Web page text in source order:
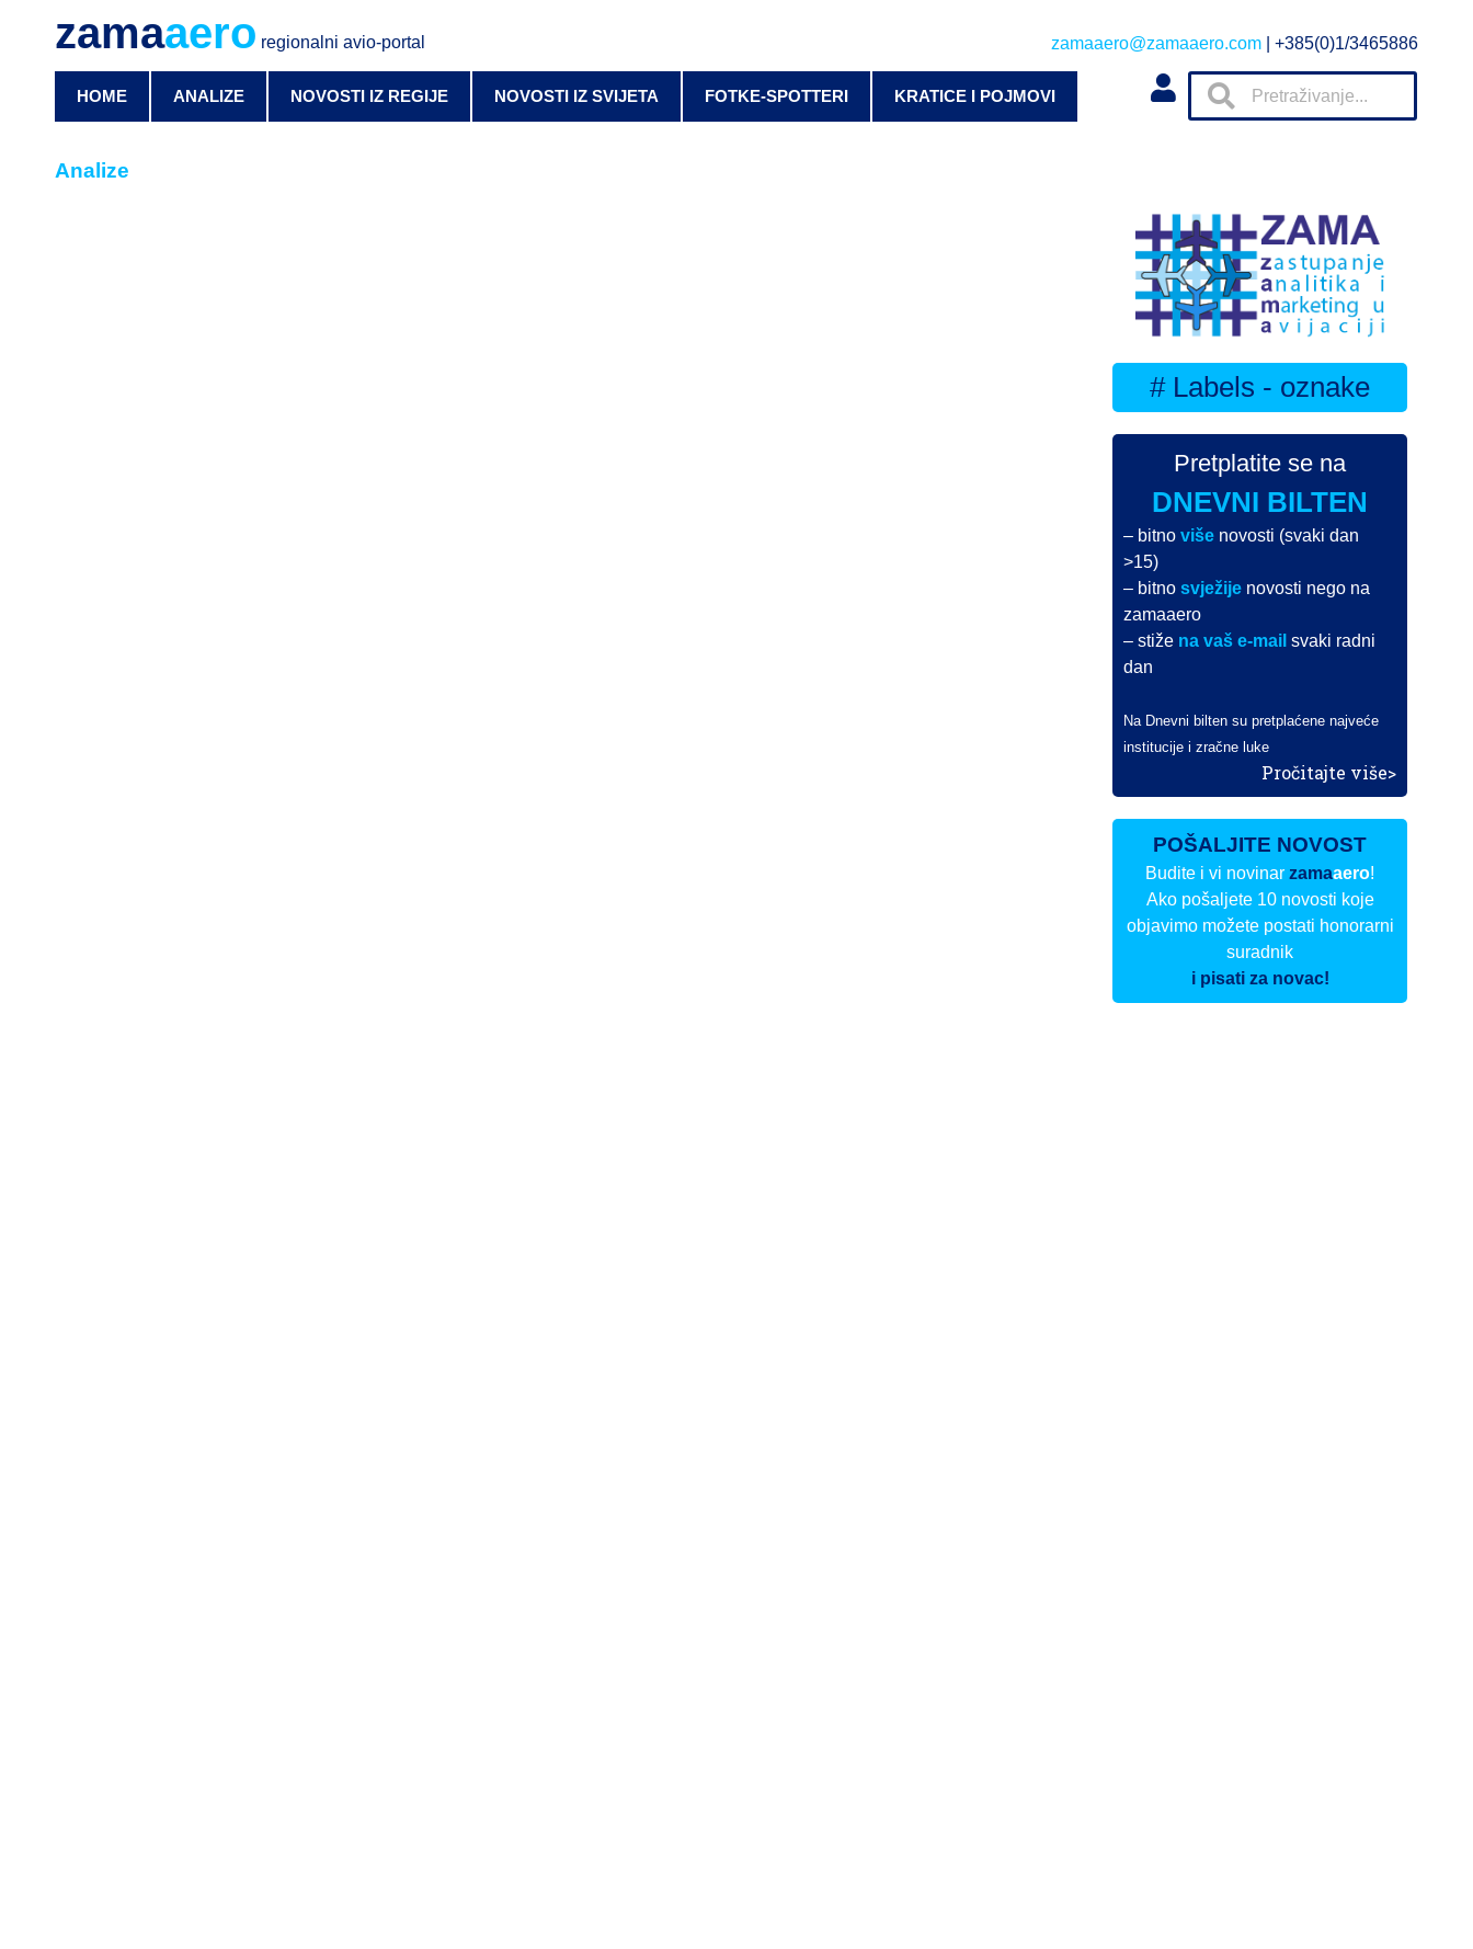
zamaaero regionalni avio-portal zamaaero@zamaaero.com | +385(0)1/3465886
HOME ANALIZE NOVOSTI IZ REGIJE NOVOSTI IZ SVIJETA FOTKE-SPOTTERI KRATICE I POJMOVI
Analize
# Labels - oznake
Pretplatite se na
DNEVNI BILTEN
– bitnoviše novosti (svaki dan
>15)
– bitnosvježije novosti nego na
zamaaero
– stiže na vaš e-mail svaki radni
dan
Na Dnevni bilten su pretplaćene najveće
institucije i zračne luke
Pročitajte više>
POŠALJITE NOVOST
Budite i vi novinarzamaaero!
Ako pošaljete 10 novosti koje
objavimo možete postati honorarni
suradnik
i pisati za novac!